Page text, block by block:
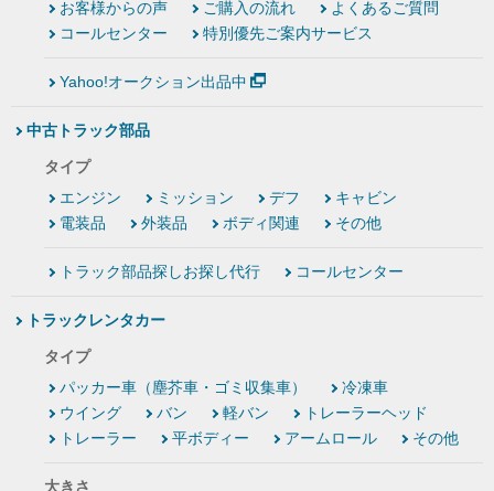
お客様からの声
ご購入の流れ
よくあるご質問
コールセンター
特別優先ご案内サービス
Yahoo!オークション出品中
中古トラック部品
タイプ
エンジン
ミッション デフ
キャビン
電装品
外装品 ボディ関連 その他
トラック部品探しお探し代行 コールセンター
トラックレンタカー
タイプ
パッカー車（塵芥車・ゴミ収集車）
冷凍車
ウイング
バン 軽バン
トレーラーヘッド
トレーラー
平ボディー アームロール その他
大きさ